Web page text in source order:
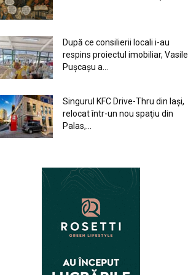
După ce consilierii locali i-au
respins proiectul imobiliar, Vasile
Pușcașu a...
Singurul KFC Drive-Thru din Iași,
relocat într-un nou spaţiu din
Palas,...